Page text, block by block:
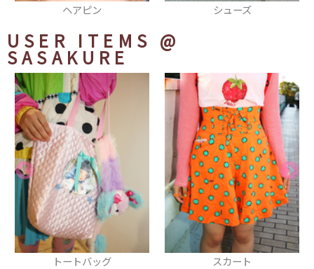
USER ITEMS @
SASAKURE
トートバッグ スカート